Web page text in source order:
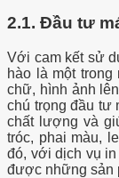
2.1. Đầu tư
Với cam kết sử
hào là một
chữ, hình ảnh
chú trọng đầu tư
chất lượng và
tróc, phai màu,
đó, với dịch vụ
được những sản